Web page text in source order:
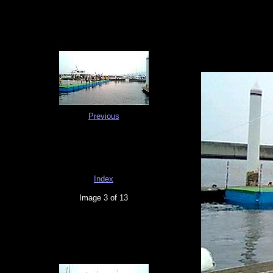
Previous
Index
Image 3 of 13